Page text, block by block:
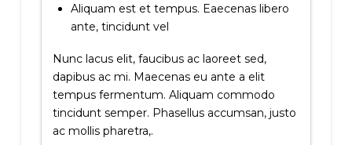
Aliquam est et tempus. Eaecenas libero
ante, tincidunt vel
Nunc lacus elit, faucibus ac laoreet sed,
dapibus ac mi. Maecenas eu ante a elit
tempus fermentum. Aliquam commodo
tincidunt semper. Phasellus accumsan, justo
ac mollis pharetra,.